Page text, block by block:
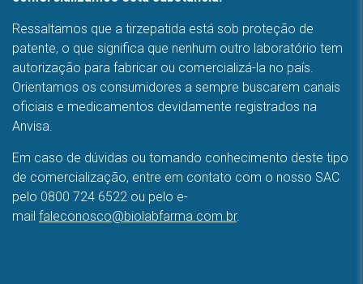
Ressaltamos que a tirzepatida está sob proteção de
patente, o que significa que nenhum outro laboratório tem
autorização para fabricar ou comercializá-la no país.
Orientamos os consumidores a sempre buscarem canais
oficiais e medicamentos devidamente registrados na
Anvisa.
Em caso de dúvidas ou tomando conhecimento deste tipo
de comercialização, entre em contato com o nosso SAC
pelo 0800 724 6522 ou pelo e-
mail faleconosco@biolabfarma.com.br.